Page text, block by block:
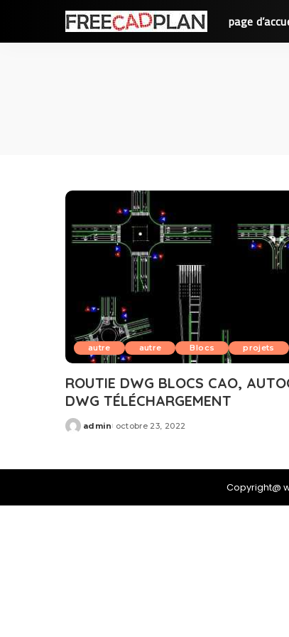
page
autre autre Blocs projets
ROUTIE DWG BLOCS CAO,
DWG TÉLÉCHARGEMENT
Posted
admin octobre 23, 2022
Copyright@